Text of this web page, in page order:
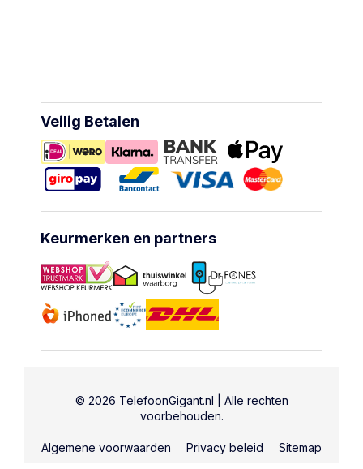
Veilig Betalen
Keurmerken en partners
© 2026 TelefoonGigant.nl | Alle rechten
voorbehouden.
Algemene voorwaarden Privacy beleid Sitemap